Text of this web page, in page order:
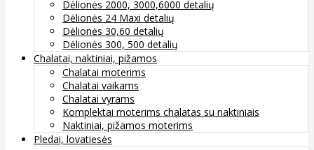
Dėlionės 2000, 3000,6000 detalių
Dėlionės 24 Maxi detalių
Dėlionės 30,60 detalių
Dėlionės 300, 500 detalių
Chalatai, naktiniai, pižamos
Chalatai moterims
Chalatai vaikams
Chalatai vyrams
Komplektai moterims chalatas su naktiniais
Naktiniai, pižamos moterims
Pledai, lovatiesės